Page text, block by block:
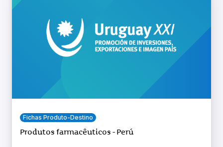
Fichas Produto-Destino
Produtos farmacêuticos - Perú